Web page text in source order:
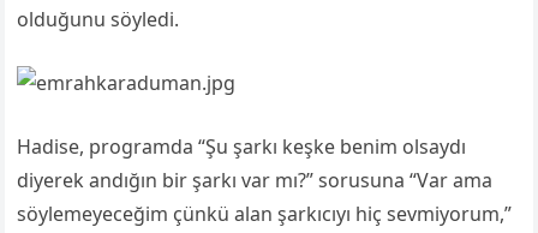
olduğunu söyledi.
Hadise, programda “Şu şarkı keşke benim olsaydı
diyerek andığın bir şarkı var mı?” sorusuna “Var ama
söylemeyeceğim çünkü alan şarkıcıyı hiç sevmiyorum,”